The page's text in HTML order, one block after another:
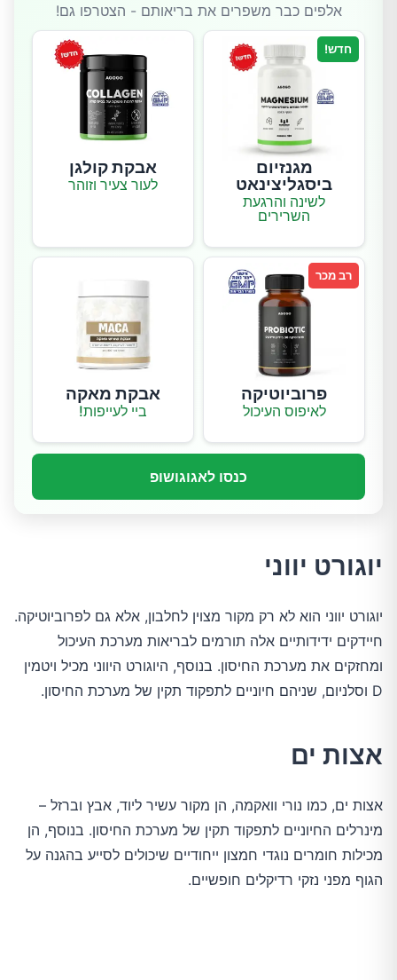
אלפים כבר משפרים את בריאותם - הצטרפו גם!
חדש!
מגנזיום
ביסגליצינאט
לשינה והרגעת
השרירים
אבקת קולגן
לעור צעיר וזוהר
רב מכר
פרוביוטיקה
לאיפוס העיכול
אבקת מאקה
ביי לעייפות!
כנסו לאגוגושופ
יוגורט יווני
D וסלניום, שניהם חיוניים לתפקוד תקין של מערכת החיסון.
אצות ים
הגוף מפני נזקי רדיקלים חופשיים.